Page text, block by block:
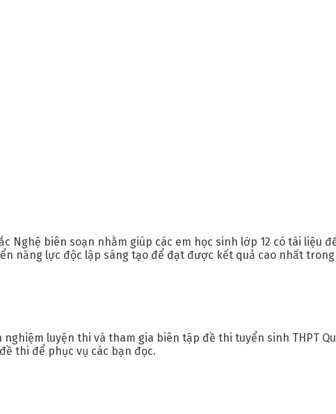
Nghệ biên soạn nhằm giúp các em học sinh lớp 12 có tài liệu
năng lực độc lập sáng tạo để đạt được kết quả cao nhất
luyện thi và tham gia biên tập đề thi tuyển sinh THPT
thi để phục vụ các bạn đọc.